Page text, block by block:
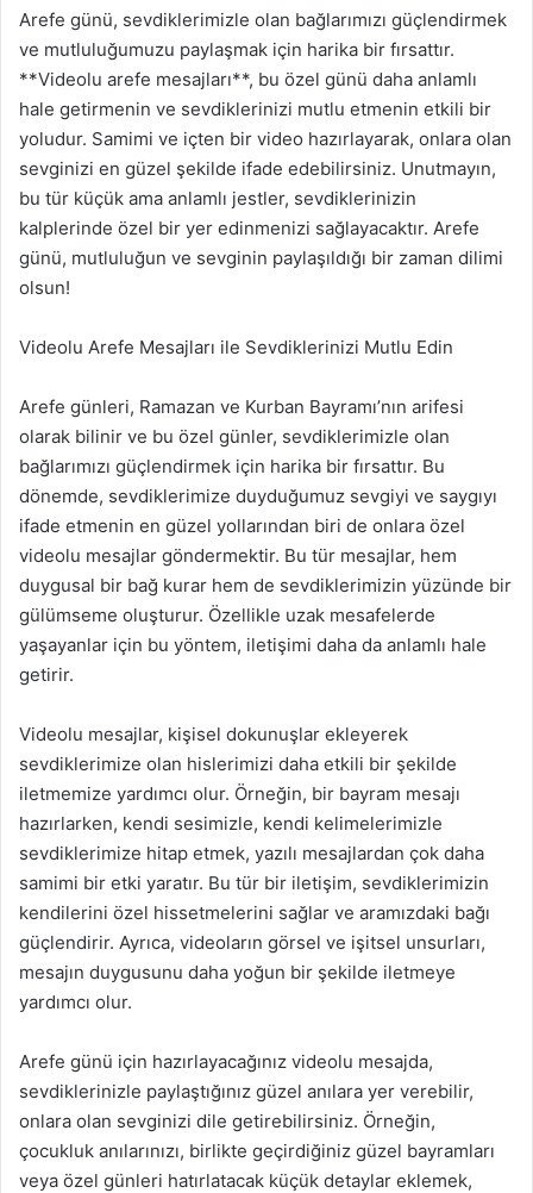
Arefe günü, sevdiklerimizle olan bağlarımızı güçlendirmek
ve mutluluğumuzu paylaşmak için harika bir fırsattır.
**Videolu arefe mesajları**, bu özel günü daha anlamlı
hale getirmenin ve sevdiklerinizi mutlu etmenin etkili bir
yoludur. Samimi ve içten bir video hazırlayarak, onlara olan
sevginizi en güzel şekilde ifade edebilirsiniz. Unutmayın,
bu tür küçük ama anlamlı jestler, sevdiklerinizin
kalplerinde özel bir yer edinmenizi sağlayacaktır. Arefe
günü, mutluluğun ve sevginin paylaşıldığı bir zaman dilimi
olsun!
Videolu Arefe Mesajları ile Sevdiklerinizi Mutlu Edin
Arefe günleri, Ramazan ve Kurban Bayramı’nın arifesi
olarak bilinir ve bu özel günler, sevdiklerimizle olan
bağlarımızı güçlendirmek için harika bir fırsattır. Bu
dönemde, sevdiklerimize duyduğumuz sevgiyi ve saygıyı
ifade etmenin en güzel yollarından biri de onlara özel
videolu mesajlar göndermektir. Bu tür mesajlar, hem
duygusal bir bağ kurar hem de sevdiklerimizin yüzünde bir
gülümseme oluşturur. Özellikle uzak mesafelerde
yaşayanlar için bu yöntem, iletişimi daha da anlamlı hale
getirir.
Videolu mesajlar, kişisel dokunuşlar ekleyerek
sevdiklerimize olan hislerimizi daha etkili bir şekilde
iletmemize yardımcı olur. Örneğin, bir bayram mesajı
hazırlarken, kendi sesimizle, kendi kelimelerimizle
sevdiklerimize hitap etmek, yazılı mesajlardan çok daha
samimi bir etki yaratır. Bu tür bir iletişim, sevdiklerimizin
kendilerini özel hissetmelerini sağlar ve aramızdaki bağı
güçlendirir. Ayrıca, videoların görsel ve işitsel unsurları,
mesajın duygusunu daha yoğun bir şekilde iletmeye
yardımcı olur.
Arefe günü için hazırlayacağınız videolu mesajda,
sevdiklerinizle paylaştığınız güzel anılara yer verebilir,
onlara olan sevginizi dile getirebilirsiniz. Örneğin,
çocukluk anılarınızı, birlikte geçirdiğiniz güzel bayramları
veya özel günleri hatırlatacak küçük detaylar eklemek,